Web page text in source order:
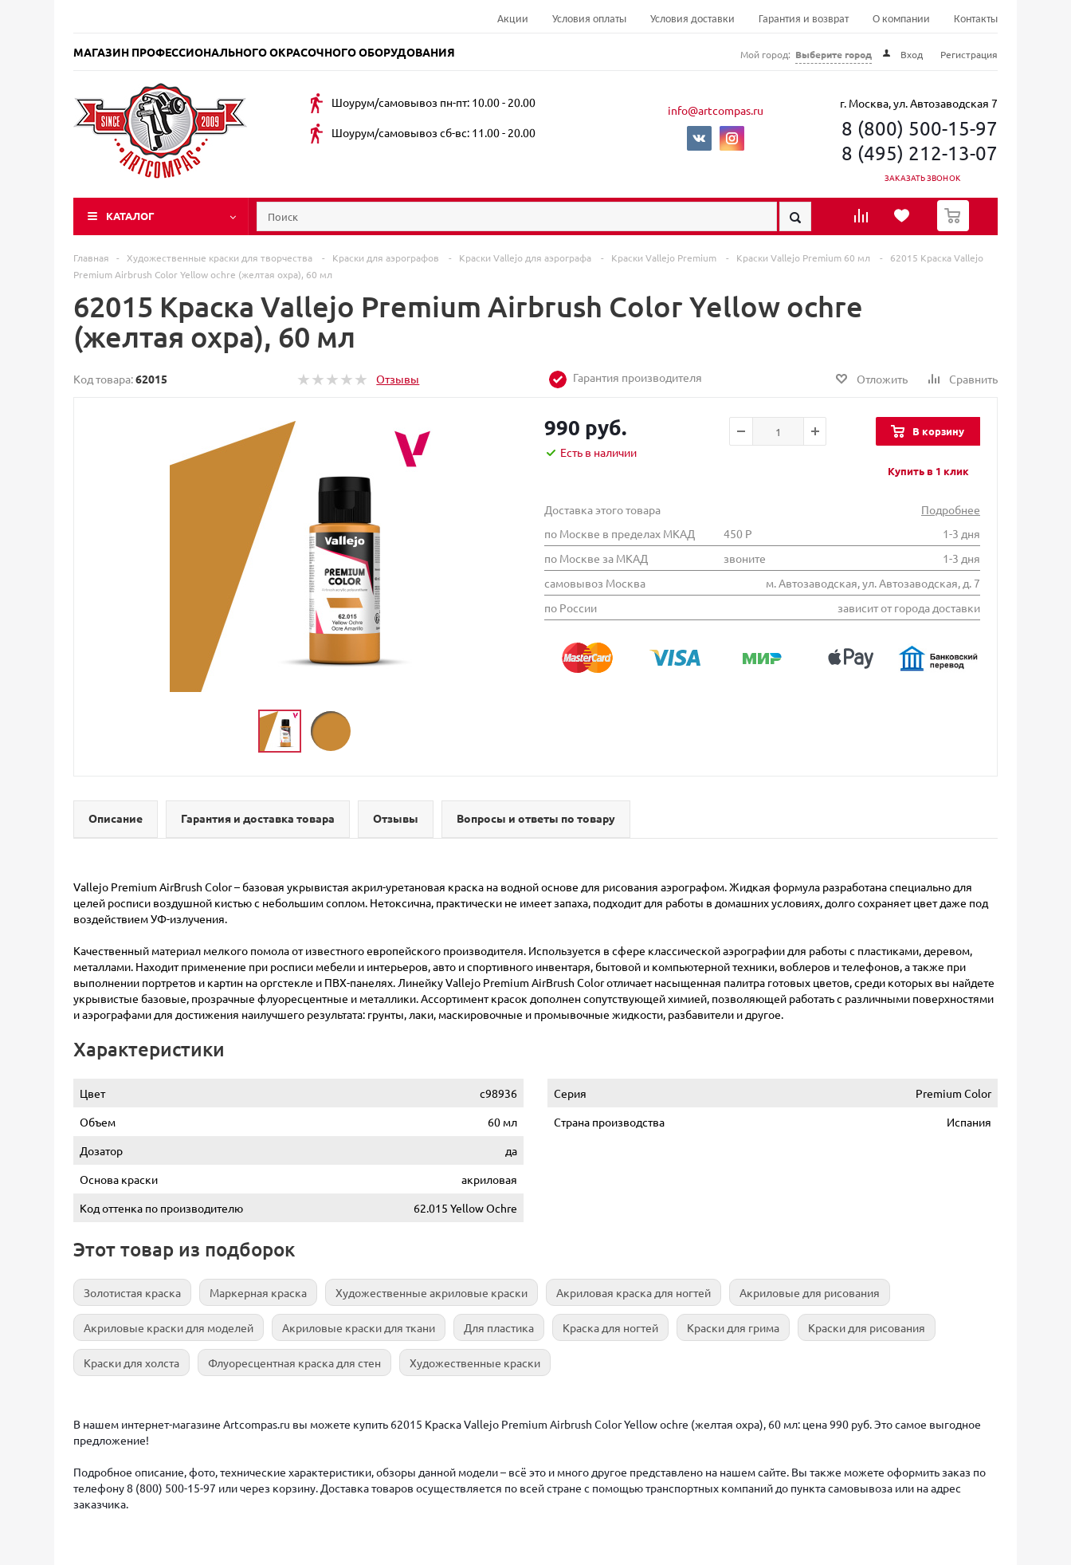
Акции Условия оплаты Условия доставки Гарантия и возврат О компании Контакты
МАГАЗИН ПРОФЕССИОНАЛЬНОГО ОКРАСОЧНОГО ОБОРУДОВАНИЯ Мой город: Выберите город Вход Регистрация
Шоурум/самовывоз пн-пт: 10.00 - 20.00
Шоурум/самовывоз сб-вс: 11.00 - 20.00
info@artcompas.ru г. Москва, ул. Автозаводская 7
8 (800) 500-15-97
8 (495) 212-13-07
ЗАКАЗАТЬ ЗВОНОК
КАТАЛОГ
0
Главная - Художественные краски для творчества - Краски для аэрографов - Краски Vallejo для аэрографа - Краски Vallejo Premium - Краски Vallejo Premium 60 мл -
62015 Краска Vallejo
Premium Airbrush Color Yellow ochre (желтая охра), 60 мл
62015 Краска Vallejo Premium Airbrush Color Yellow ochre
(желтая охра), 60 мл
Код товара:62015 Отзывы Гарантия производителя Отложить Сравнить
990 руб.
Есть в наличии
В корзину
Купить в 1 клик
Доставка этого товара
Подробнее
по Москве в пределах МКАД
450 Р
1-3 дня
по Москве за МКАД
звоните
1-3 дня
самовывоз Москва
м. Автозаводская, ул. Автозаводская, д. 7
по России
зависит от города доставки
Описание Гарантия и доставка товара Отзывы Вопросы и ответы по товару
Vallejo Premium AirBrush Color – базовая укрывистая акрил-уретановая краска на водной основе для рисования аэрографом. Жидкая формула разработана специально для
целей росписи воздушной кистью с небольшим соплом. Нетоксична, практически не имеет запаха, подходит для работы в домашних условиях, долго сохраняет цвет даже под
воздействием УФ-излучения.
Качественный материал мелкого помола от известного европейского производителя. Используется в сфере классической аэрографии для работы с пластиками, деревом,
металлами. Находит применение при росписи мебели и интерьеров, авто и спортивного инвентаря, бытовой и компьютерной техники, воблеров и телефонов, а также при
выполнении портретов и картин на оргстекле и ПВХ-панелях. Линейку Vallejo Premium AirBrush Color отличает насыщенная палитра готовых цветов, среди которых вы найдете
укрывистые базовые, прозрачные флуоресцентные и металлики. Ассортимент красок дополнен сопутствующей химией, позволяющей работать с различными поверхностями
и аэрографами для достижения наилучшего результата: грунты, лаки, маскировочные и промывочные жидкости, разбавители и другое.
Характеристики
Цвет
c98936
Объем
60 мл
Дозатор
да
Основа краски
акриловая
Код оттенка по производителю
62.015 Yellow Ochre
Серия
Premium Color
Страна производства
Испания
Этот товар из подборок
Золотистая краска Маркерная краска Художественные акриловые краски Акриловая краска для ногтей Акриловые для рисования
Акриловые краски для моделей Акриловые краски для ткани Для пластика Краска для ногтей Краски для грима Краски для рисования
Краски для холста Флуоресцентная краска для стен Художественные краски
В нашем интернет-магазине Artcompas.ru вы можете купить 62015 Краска Vallejo Premium Airbrush Color Yellow ochre (желтая охра), 60 мл: цена 990 руб. Это самое выгодное
предложение!
Подробное описание, фото, технические характеристики, обзоры данной модели – всё это и много другое представлено на нашем сайте. Вы также можете оформить заказ по
телефону 8 (800) 500-15-97 или через корзину. Доставка товаров осуществляется по всей стране с помощью транспортных компаний до пункта самовывоза или на адрес
заказчика.